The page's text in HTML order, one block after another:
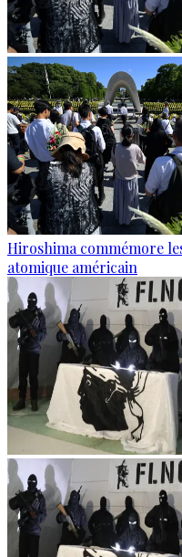
Hiroshima commémore
atomique américain